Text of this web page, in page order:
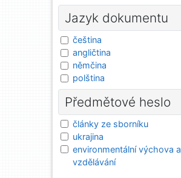
Jazyk dokumentu
čeština
angličtina
němčina
polština
Předmětové heslo
články ze sborníku
ukrajina
environmentální výchova a
vzdělávání